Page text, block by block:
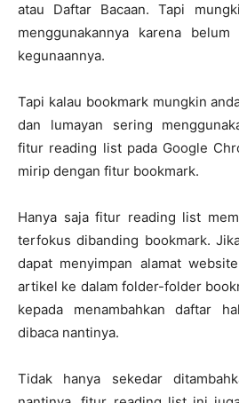
atau Daftar Bacaan. Tapi
menggunakannya karena
kegunaannya.
Tapi kalau bookmark mungkin
dan lumayan sering
fitur reading list pada Google
mirip dengan fitur bookmark.
Hanya saja fitur reading list
terfokus dibanding bookmark.
dapat menyimpan alamat
artikel ke dalam folder-folder
kepada menambahkan daftar
dibaca nantinya.
Tidak hanya sekedar